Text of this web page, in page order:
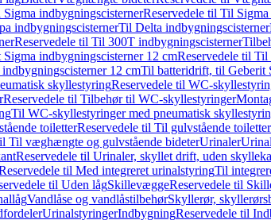
Sigma indbygningscisternerReservedele til Til
indbygningscisternerTil Delta indbygningscisterner
Reservedele til Til 300T indbygningscisterner
indbygningscisterner 12 cmReservedele til
12 cmTil batteridrift, til Geberit
skyllestyringReservedele til WC-
Reservedele til Tilbehør til WC-skyllestyringer
Til WC-skyllestyringer med pneumatisk
toiletterReservedele til Til gulvstående toiletter
Til væghængte og gulvstående bideterUrinaler
Reservedele til Urinaler, skyllet drift, uden
til Med integreret urinalstyringTil
til Uden lågSkillevæggeReservedele til
Vandlåse og vandlåstilbehørSkyllerør,
UrinalstyringerIndbygningReservedele til